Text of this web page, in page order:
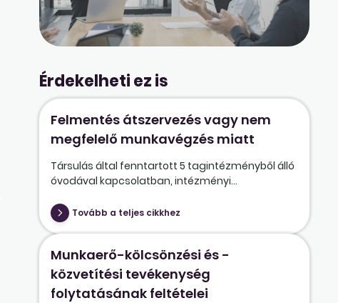
Érdekelheti ez is
Felmentés átszervezés vagy nem
megfelelő munkavégzés miatt
Társulás által fenntartott 5 tagintézményből álló
óvodával kapcsolatban, intézményi...
Tovább a teljes cikkhez
Munkaerő-kölcsönzési és -
közvetítési tevékenység
folytatásának feltételei